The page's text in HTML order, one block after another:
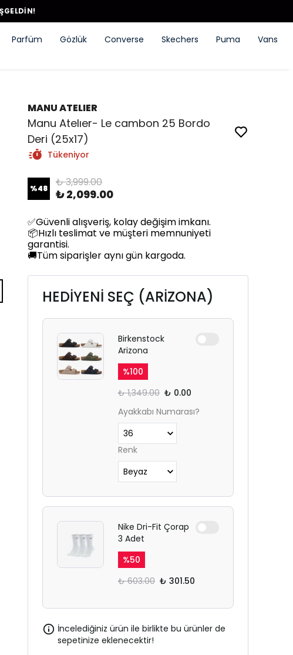
Parfüm Gözlük Converse Skechers Puma Vans
MANU ATELIER
Manu Atelıer- Le cambon 25 Bordo
Deri (25x17)
Tükeniyor
%48 ₺ 3,999.00
₺ 2,099.00
✅Güvenli alışveriş, kolay değişim imkanı.
📦Hızlı teslimat ve müşteri memnuniyeti
garantisi.
🚚Tüm siparişler aynı gün kargoda.
HEDİYENİ SEÇ (ARİZONA)
Birkenstock
Arizona
%100
₺ 1,349.00 ₺ 0.00
Ayakkabı Numarası?
Renk
Nike Dri-Fit Çorap
3 Adet
%50
₺ 603.00 ₺ 301.50
İncelediğiniz ürün ile birlikte bu ürünler de
sepetinize eklenecektir!